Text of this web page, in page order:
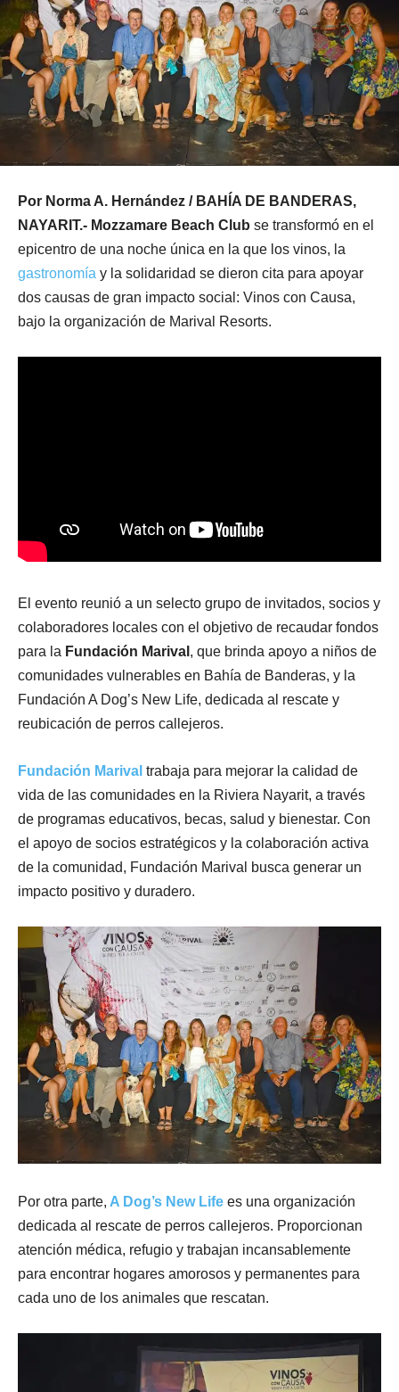
Por Norma A. Hernández / BAHÍA DE BANDERAS,
NAYARIT.- Mozzamare Beach Club se transformó en el
epicentro de una noche única en la que los vinos, la
gastronomía y la solidaridad se dieron cita para apoyar
dos causas de gran impacto social: Vinos con Causa,
bajo la organización de Marival Resorts.
El evento reunió a un selecto grupo de invitados, socios y
colaboradores locales con el objetivo de recaudar fondos
para la Fundación Marival , que brinda apoyo a niños de
comunidades vulnerables en Bahía de Banderas, y la
Fundación A Dog’s New Life, dedicada al rescate y
reubicación de perros callejeros.
Fundación Marival trabaja para mejorar la calidad de
vida de las comunidades en la Riviera Nayarit, a través
de programas educativos, becas, salud y bienestar. Con
el apoyo de socios estratégicos y la colaboración activa
de la comunidad, Fundación Marival busca generar un
impacto positivo y duradero.
Por otra parte, A Dog’s New Life es una organización
dedicada al rescate de perros callejeros. Proporcionan
atención médica, refugio y trabajan incansablemente
para encontrar hogares amorosos y permanentes para
cada uno de los animales que rescatan.